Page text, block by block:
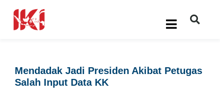
Mendadak Jadi Presiden Akibat Petugas
Salah Input Data KK